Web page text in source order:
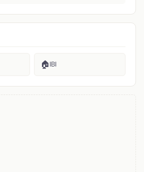
🏠IBI